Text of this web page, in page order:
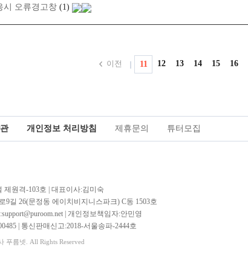
시 오류경고창 (1)
이전 11 12 13 14 15 16
개인정보 처리방침 제휴문의 튜터모집
제원격-103호 | 대표이사:김미숙
9길 26(문정동 에이치비지니스파크) C동 1503호
| 개인정보책임자:안민영
| 통신판매신고:2018-서울송파-2444호
름넷. All Rights Reserved